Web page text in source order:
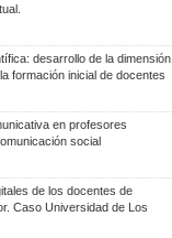
desarrollo de la dimensión
formación inicial de docentes
en profesores
social
de los docentes de
Caso Universidad de Los